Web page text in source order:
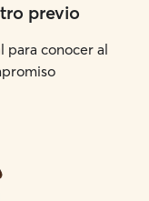
previo
para conocer al